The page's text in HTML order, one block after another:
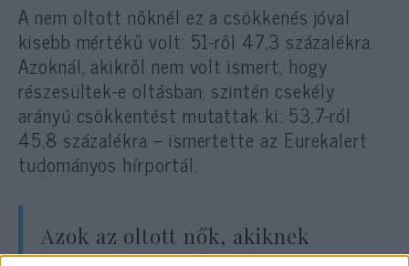
A nem oltott nőknél ez a csökkenés jóval
kisebb mértékű volt: 51-ről 47,3 százalékra.
Azoknál, akikről nem volt ismert, hogy
részesültek-e oltásban, szintén csekély
arányú csökkentést mutattak ki: 53,7-ról
45,8 százalékra – ismertette az Eurekalert
tudományos hírportál.
Azok az oltott nők, akiknek